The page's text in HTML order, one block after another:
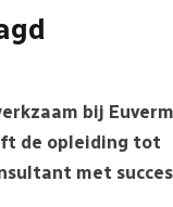
bij
de opleiding tot
met